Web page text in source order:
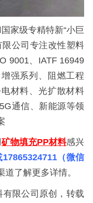
家级专精特新“小巨
限公司专注改性塑料
9001、IATF 16949
强系列、阻燃工程
材料、光扩散材料
5G通信、新能源等领
矿物填充PP材料感兴
（微信
道了解更多详情。
有限公司原创，转载